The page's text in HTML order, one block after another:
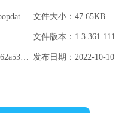
文件名称：fc327d3256e19586_goopdateres_kn.dll 文件大小：47.65KB
文件版本：1.3.361.111
文件MD5：de396232099674491762a537cb63b750 发布日期：2022-10-10